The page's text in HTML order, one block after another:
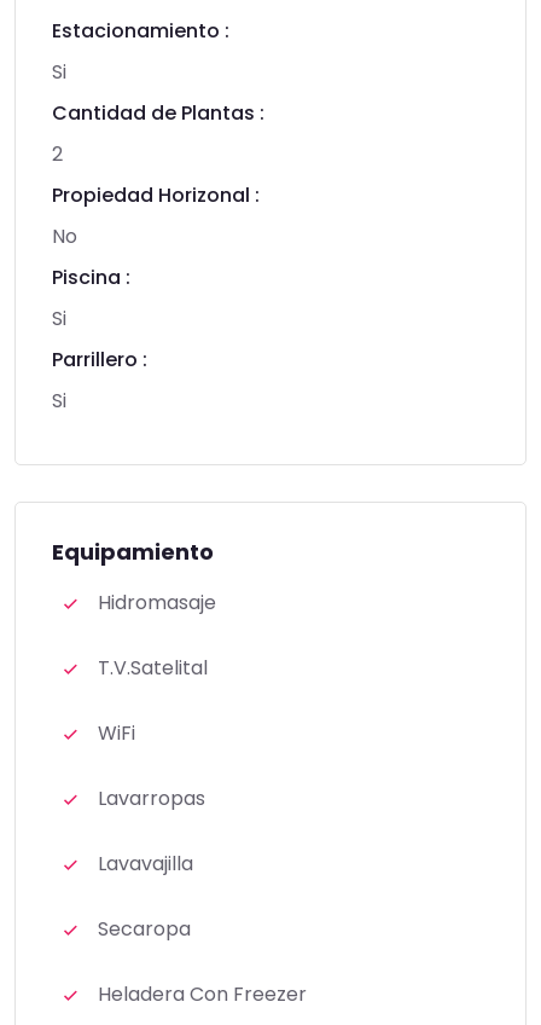
Estacionamiento :
Si
Cantidad de Plantas :
2
Propiedad Horizonal :
No
Piscina :
Si
Parrillero :
Si
Equipamiento
Hidromasaje
T.V.Satelital
WiFi
Lavarropas
Lavavajilla
Secaropa
Heladera Con Freezer